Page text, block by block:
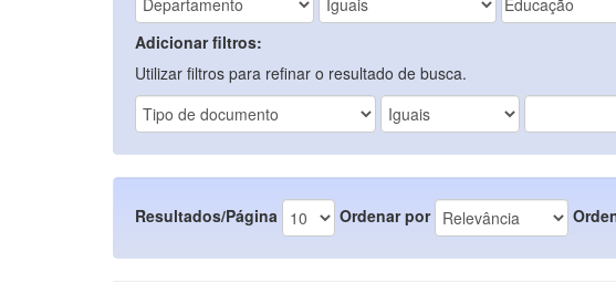
Adicionar filtros:
Utilizar filtros para refinar o resultado de busca.
Resultados/Página Ordenar por